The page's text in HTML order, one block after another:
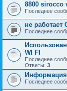
8800 sirocco
Последнее
не работает
Последнее
WI FI
Последнее
Ответы: 3
Последнее